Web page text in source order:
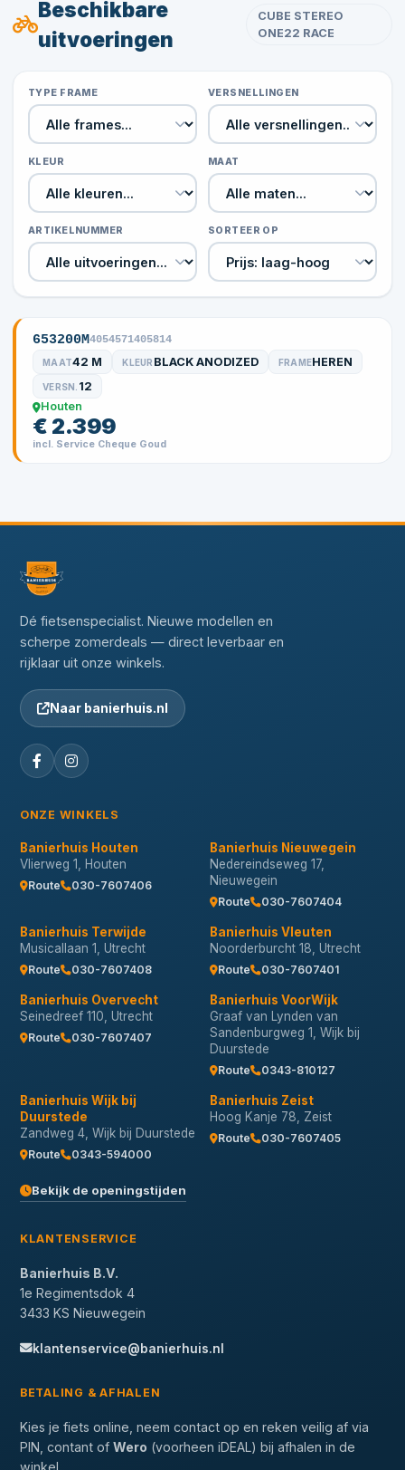
Beschikbare
uitvoeringen
CUBE STEREO
ONE22 RACE
TYPE FRAME VERSNELLINGEN
KLEUR MAAT
ARTIKELNUMMER SORTEER OP
653200M4054571405814
MAAT42 M KLEUR BLACK ANODIZED FRAMEHEREN
VERSN. 12
Houten
€ 2.399
incl. Service Cheque Goud
Dé fietsenspecialist. Nieuwe modellen en
scherpe zomerdeals — direct leverbaar en
rijklaar uit onze winkels.
Naar banierhuis.nl
ONZE WINKELS
Banierhuis Houten
Vlierweg 1, Houten
Route 030-7607406
Banierhuis Nieuwegein
Nedereindseweg 17,
Nieuwegein
Route 030-7607404
Banierhuis Terwijde
Musicallaan 1, Utrecht
Route 030-7607408
Banierhuis Vleuten
Noorderburcht 18, Utrecht
Route 030-7607401
Banierhuis Overvecht
Seinedreef 110, Utrecht
Route 030-7607407
Banierhuis VoorWijk
Graaf van Lynden van
Sandenburgweg 1, Wijk bij
Duurstede
Route 0343-810127
Banierhuis Wijk bij
Duurstede
Zandweg 4, Wijk bij Duurstede
Route 0343-594000
Banierhuis Zeist
Hoog Kanje 78, Zeist
Route 030-7607405
Bekijk de openingstijden
KLANTENSERVICE
Banierhuis B.V.
1e Regimentsdok 4
3433 KS Nieuwegein
klantenservice@banierhuis.nl
BETALING & AFHALEN
Kies je fiets online, neem contact op en reken veilig af via
PIN, contant of Wero (voorheen iDEAL) bij afhalen in de
winkel.